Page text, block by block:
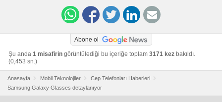
Abone ol
Şu anda 1 misafirin görüntülediği bu içeriğe toplam 3171 kez bakıldı.
(0,453 sn.)
Anasayfa Mobil Teknolojiler
Cep Telefonları Haberleri
Samsung Galaxy Glasses detaylanıyor